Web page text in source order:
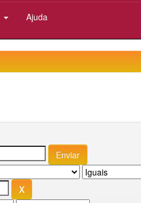
Ajuda